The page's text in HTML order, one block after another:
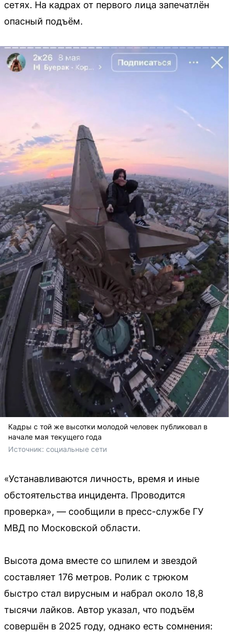
сетях. На кадрах от первого лица запечатлён
опасный подъём.
Кадры с той же высотки молодой человек публиковал в
начале мая текущего года
Источник: социальные сети
«Устанавливаются личность, время и иные
обстоятельства инцидента. Проводится
проверка», — сообщили в пресс-службе ГУ
МВД по Московской области.
Высота дома вместе со шпилем и звездой
составляет 176 метров. Ролик с трюком
быстро стал вирусным и набрал около 18,8
тысячи лайков. Автор указал, что подъём
совершён в 2025 году, однако есть сомнения: